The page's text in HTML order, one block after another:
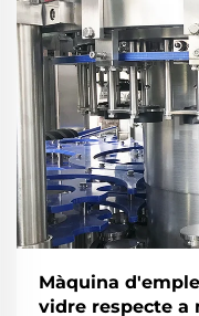
Màquina
vidre respecte a